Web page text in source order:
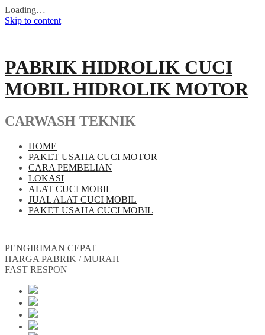
Loading…
Skip to content
PABRIK HIDROLIK CUCI
MOBIL HIDROLIK MOTOR
CARWASH TEKNIK
HOME
PAKET USAHA CUCI MOTOR
CARA PEMBELIAN
LOKASI
ALAT CUCI MOBIL
JUAL ALAT CUCI MOBIL
PAKET USAHA CUCI MOBIL
PENGIRIMAN CEPAT
HARGA PABRIK / MURAH
FAST RESPON